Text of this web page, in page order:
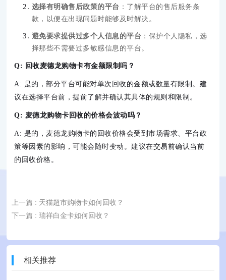
选择有明确售后政策的平台 ：了解平台的售后服务条
款，以便在出现问题时能够及时解决。
避免要求提供过多个人信息的平台 ：保护个人隐私，选
择那些不需要过多敏感信息的平台。
Q: 回收麦德龙购物卡有金额限制吗？
A: 是的，部分平台可能对单次回收的金额或数量有限制。建
议在选择平台前，提前了解并确认其具体的规则和限制。
Q: 麦德龙购物卡回收的价格会波动吗？
A: 是的，麦德龙购物卡的回收价格会受到市场需求、平台政
策等因素的影响，可能会随时变动。建议在交易前确认当前
的回收价格。
上一篇 : 天猫超市购物卡如何回收？
下一篇 : 瑞祥白金卡如何回收？
相关推荐